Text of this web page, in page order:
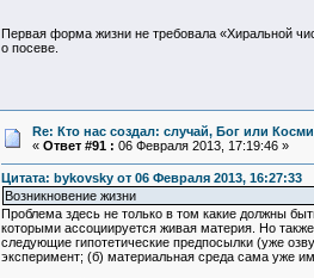
Первая форма жизни не требовала «Хиральной
о посеве.
Re: Кто нас создал: случай, Бог или
« Ответ #91 : 06 Февраля 2013, 17:19:46 »
Цитата: bykovsky от 06 Февраля 2013, 16:27:33
Возникновение жизни
Проблема здесь не только в том какие должны
которыми ассоциируется живая материя. Но
следующие гипотетические предпосылки (уже
эксперимент; (б) материальная среда сама уже